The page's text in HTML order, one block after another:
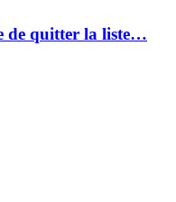
de quitter la liste…